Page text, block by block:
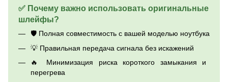
✅ Почему важно использовать оригинальные
шлейфы?
🛡 Полная совместимость с вашей моделью ноутбука
💡 Правильная передача сигнала без искажений
🔥 Минимизация риска короткого замыкания и
перегрева